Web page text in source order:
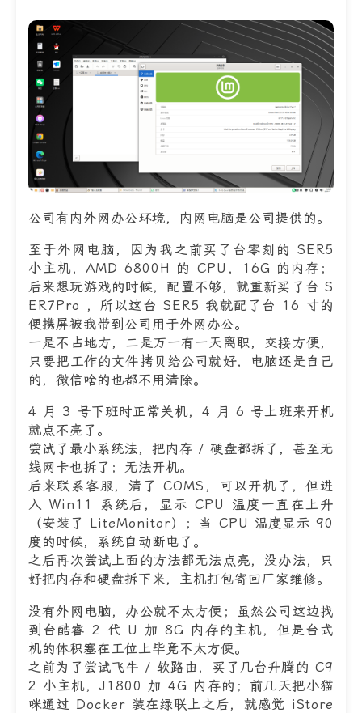
公司有内外网办公环境，内网电脑是公司提供的。
至于外网电脑，因为我之前买了台零刻的 SER5
小主机，AMD 6800H 的 CPU，16G 的内存；
后来想玩游戏的时候，配置不够，就重新买了台 S
ER7Pro ，所以这台 SER5 我就配了台 16 寸的
便携屏被我带到公司用于外网办公。
一是不占地方，二是万一有一天离职，交接方便，
只要把工作的文件拷贝给公司就好，电脑还是自己
的，微信啥的也都不用清除。
4 月 3 号下班时正常关机，4 月 6 号上班来开机
就点不亮了。
尝试了最小系统法，把内存 / 硬盘都拆了，甚至无
线网卡也拆了；无法开机。
后来联系客服，清了 COMS，可以开机了，但进
入 Win11 系统后，显示 CPU 温度一直在上升
（安装了 LiteMonitor）；当 CPU 温度显示 90
度的时候，系统自动断电了。
之后再次尝试上面的方法都无法点亮，没办法，只
好把内存和硬盘拆下来，主机打包寄回厂家维修。
没有外网电脑，办公就不太方便；虽然公司这边找
到台酷睿 2 代 U 加 8G 内存的主机，但是台式
机的体积塞在工位上毕竟不太方便。
之前为了尝试飞牛 / 软路由，买了几台升腾的 C9
2 小主机，J1800 加 4G 内存的；前几天把小猫
咪通过 Docker 装在绿联上之后，就感觉 iStore